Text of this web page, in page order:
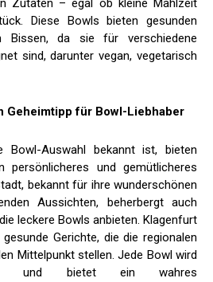
Zutaten – egal ob kleine Mahlzeit
Diese Bowls bieten gesunden
Bissen, da sie für verschiedene
sind, darunter vegan, vegetarisch
Geheimtipp für Bowl-Liebhaber
Bowl-Auswahl bekannt ist, bieten
persönlicheres und gemütlicheres
bekannt für ihre wunderschönen
Aussichten, beherbergt auch
leckere Bowls anbieten. Klagenfurt
Gerichte, die die regionalen
Mittelpunkt stellen. Jede Bowl wird
und bietet ein wahres